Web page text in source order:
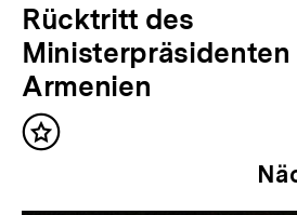
V
o
r
h
e
Rücktritt des
Ministerpräsidenten
Armenien
Inhalt